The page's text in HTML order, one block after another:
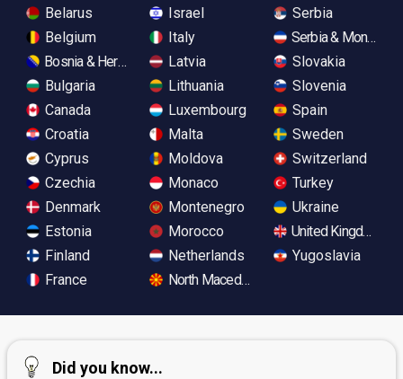
Belarus
Belgium
Bosnia & Herzegovina
Bulgaria
Canada
Croatia
Cyprus
Czechia
Denmark
Estonia
Finland
France
Israel
Italy
Latvia
Lithuania
Luxembourg
Malta
Moldova
Monaco
Montenegro
Morocco
Netherlands
North Macedonia
Serbia
Serbia &
Slovakia
Slovenia
Spain
Sweden
Switzerland
Turkey
Ukraine
United Kingdom
Yugoslavia
Did you know...